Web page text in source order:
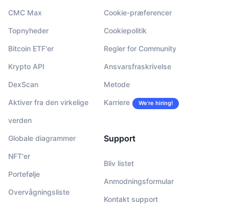
CMC Max
Topnyheder
Bitcoin ETF'er
Krypto API
DexScan
Aktiver fra den virkelige
verden
Globale diagrammer
NFT'er
Portefølje
Overvågningsliste
Cookie-præferencer
Cookiepolitik
Regler for Community
Ansvarsfraskrivelse
Metode
Karriere We’re hiring!
Support
Bliv listet
Anmodningsformular
Kontakt support